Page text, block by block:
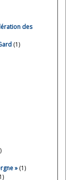
des
(1)
» (1)